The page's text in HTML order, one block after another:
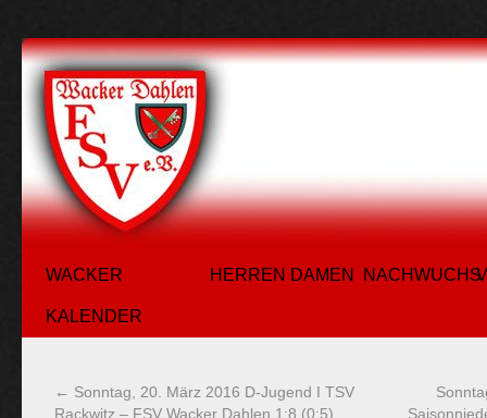
WACKER
KALENDER
HERREN DAMEN NACHWUCHS
← Sonntag, 20. März 2016 D-Jugend I TSV
Rackwitz – FSV Wacker Dahlen 1:8 (0:5)